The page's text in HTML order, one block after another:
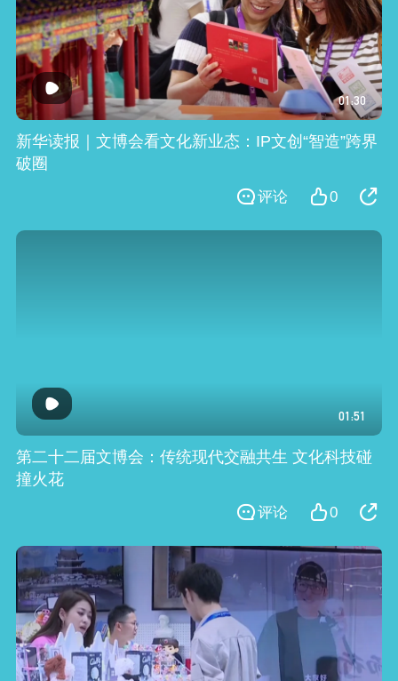
01:30
新华读报｜文博会看文化新业态：IP文创“智造”跨界
破圈
0
评论
01:51
第二十二届文博会：传统现代交融共生 文化科技碰
撞火花
0
评论